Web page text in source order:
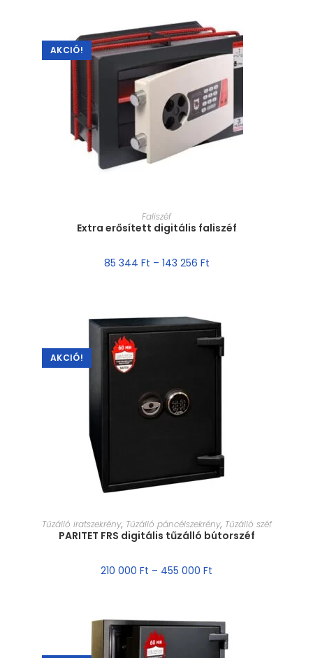
AKCIÓ!
MÉRET VÁLASZTÁSA
Faliszéf
Extra erősített digitális faliszéf
85 344 Ft – 143 256 Ft
AKCIÓ!
MÉRET VÁLASZTÁSA
Tűzálló iratszekrény, Tűzálló páncélszekrény, Tűzálló széf
PARITET FRS digitális tűzálló bútorszéf
210 000 Ft – 455 000 Ft